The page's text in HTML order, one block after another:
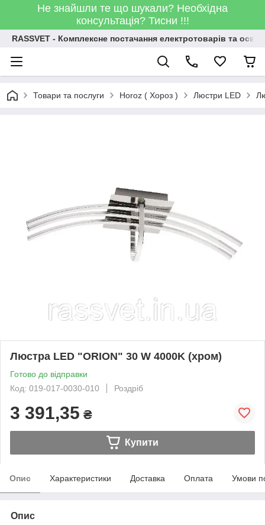
Не знайшли те що шукали? Необхідна
консультація? Тисни !!!
RASSVET - Комплексне постачання електротоварів та
Товари та послуги Horoz ( Хороз ) Люстри LED
Люстра LED "ORION" 30 W 4000K (хром)
Готово до відправки
Код: 019-017-0030-010
Роздріб
3 391,35 ₴
Купити
Опис Характеристики Доставка Оплата Умови
Опис